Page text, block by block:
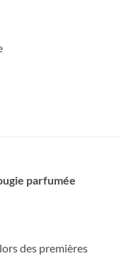
parfumée
des premières